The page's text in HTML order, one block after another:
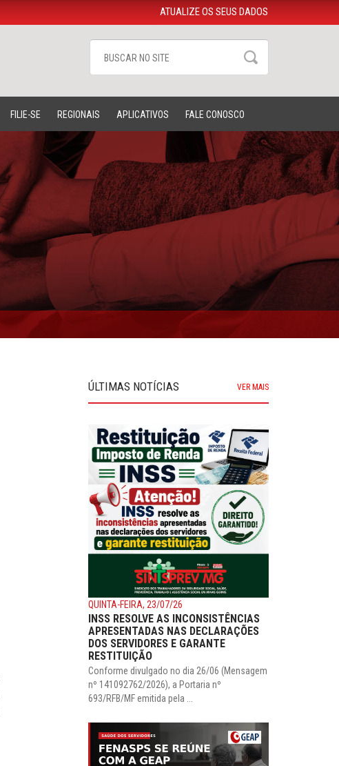
ATUALIZE OS SEUS DADOS
FILIE-SE REGIONAIS APLICATIVOS FALE CONOSCO
ÚLTIMAS NOTÍCIAS VER MAIS
QUINTA-FEIRA, 23/07/26
INSS RESOLVE AS INCONSISTÊNCIAS
APRESENTADAS NAS DECLARAÇÕES
DOS SERVIDORES E GARANTE
RESTITUIÇÃO
Conforme divulgado no dia 26/06 (Mensagem
nº 141092762/2026), a Portaria nº
693/RFB/MF emitida pela ...